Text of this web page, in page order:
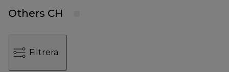
Others CH
Filtrera